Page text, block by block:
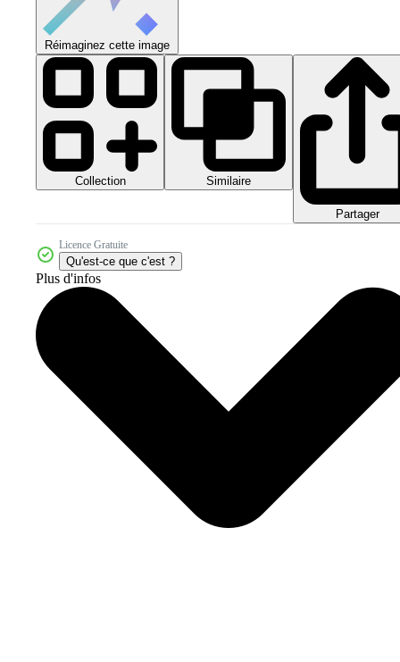
Réimaginez cette image
Collection Similaire
Partager
Licence Gratuite
Qu'est-ce que c'est ?
Plus d'infos